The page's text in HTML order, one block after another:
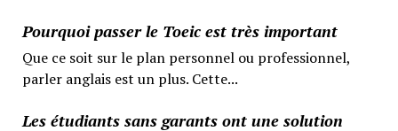
Pourquoi passer le Toeic est très important
Que ce soit sur le plan personnel ou professionnel,
parler anglais est un plus. Cette...
Les étudiants sans garants ont une solution